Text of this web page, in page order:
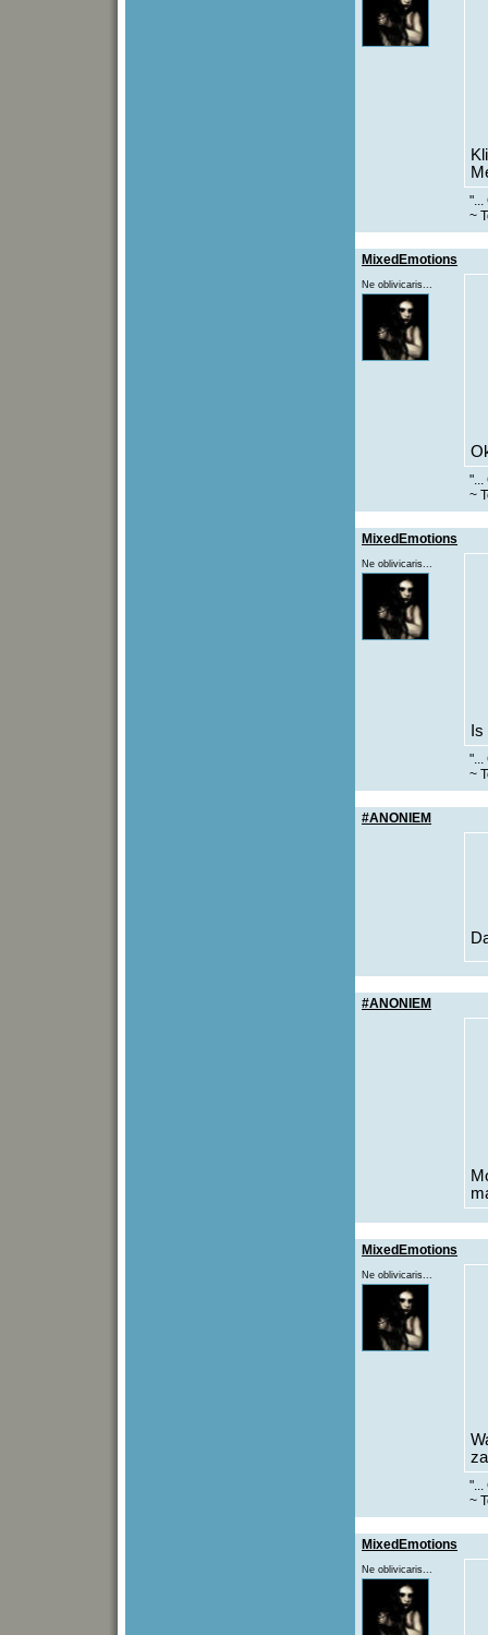
"...
~
MixedEmotions
Ne oblivicaris...
"...
~
MixedEmotions
Ne oblivicaris...
"...
~
#ANONIEM
#ANONIEM
MixedEmotions
Ne oblivicaris...
"...
~
MixedEmotions
Ne oblivicaris...